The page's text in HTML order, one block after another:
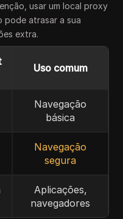
usar um local proxy
pode atrasar a sua
extra.
Uso comum
Navegação
básica
Navegação
segura
Aplicações,
navegadores